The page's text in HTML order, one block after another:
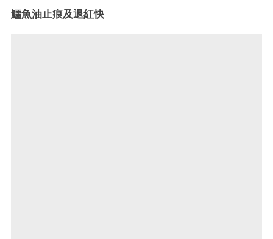
鱷魚油止痕及退紅快